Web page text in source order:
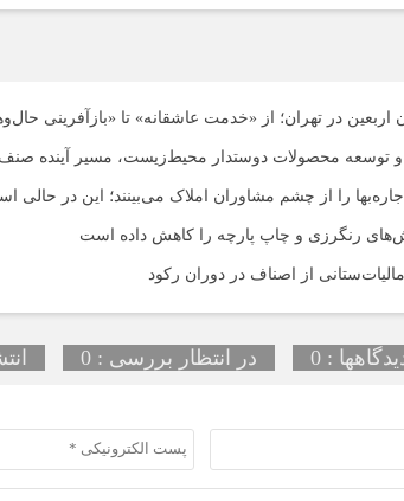
اربعین در تهران؛ از «خدمت عاشقانه» تا «بازآفرینی
و توسعه محصولات دوستدار محیط‌زیست، مسیر آینده صنف
را از چشم مشاوران املاک می‌بینند؛ این در حالی
رنگرزی و چاپ پارچه را کاهش داده است
از اصناف در دوران رکود
: 0 در انتظار بررسی : 0